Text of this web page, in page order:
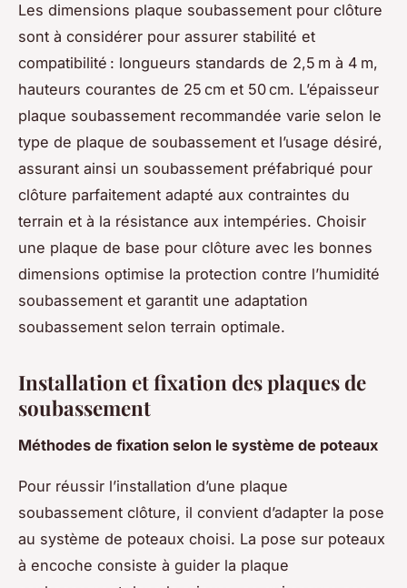
Les dimensions plaque soubassement pour clôture
sont à considérer pour assurer stabilité et
compatibilité : longueurs standards de 2,5 m à 4 m,
hauteurs courantes de 25 cm et 50 cm. L’épaisseur
plaque soubassement recommandée varie selon le
type de plaque de soubassement et l’usage désiré,
assurant ainsi un soubassement préfabriqué pour
clôture parfaitement adapté aux contraintes du
terrain et à la résistance aux intempéries. Choisir
une plaque de base pour clôture avec les bonnes
dimensions optimise la protection contre l’humidité
soubassement et garantit une adaptation
soubassement selon terrain optimale.
Installation et fixation des plaques de
soubassement
Méthodes de fixation selon le système de poteaux
Pour réussir l’installation d’une plaque
soubassement clôture, il convient d’adapter la pose
au système de poteaux choisi. La pose sur poteaux
à encoche consiste à guider la plaque